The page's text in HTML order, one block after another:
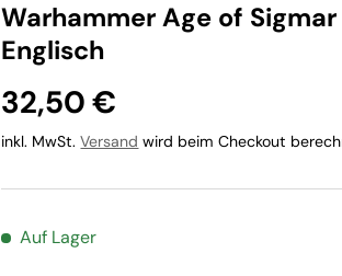
Warhammer Age of
Englisch
32,50 €
inkl. MwSt.Versand wird beim Checkout
Auf Lager